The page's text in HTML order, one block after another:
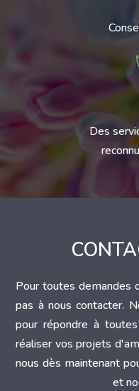
Des
Pour toutes demandes
pas à nous contacter.
pour répondre à
réaliser vos projets
nous dès maintenant
et